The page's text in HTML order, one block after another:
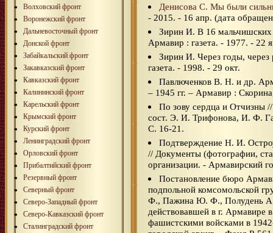
Волховский фронт
Воронежский фронт
Дальневосточный фронт
Донской фронт
Забайкальский фронт
Закавказский фронт
Кавказский фронт
Калининский фронт
Карельский фронт
Крымский фронт
Курский фронт
Ленинградский фронт
Орловский фронт
Прибалтийский фронт
Резервный фронт
Северный фронт
Северо-Западный фронт
Северо-Кавказский фронт
Сталинградский фронт
Денисова С. Мы были
- 2015. - 16 апр. (дата
Зирин И. В 16 мальчишских
Армавир : газета. - 1977. - 22
Зирин И. Через годы,
газета. - 1998. - 29 окт.
Павлюченков В. Н. и др.
– 1945 гг. – Армавир :
По зову сердца и Отчизны
сост. Э. И. Трифонова, И. Ф.
С. 16-21.
Подтверждение Н. И.
// Документы (фотографии,
организации. - Армавирский
Постановление бюро
подпольной комсомольской
Ф., Пажина Ю. Ф., Полудень
действовавшей в г. Армавире
фашистскими войсками в